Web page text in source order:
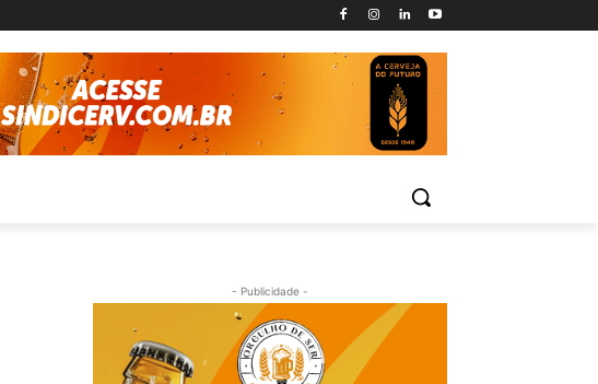
- Publicidade -